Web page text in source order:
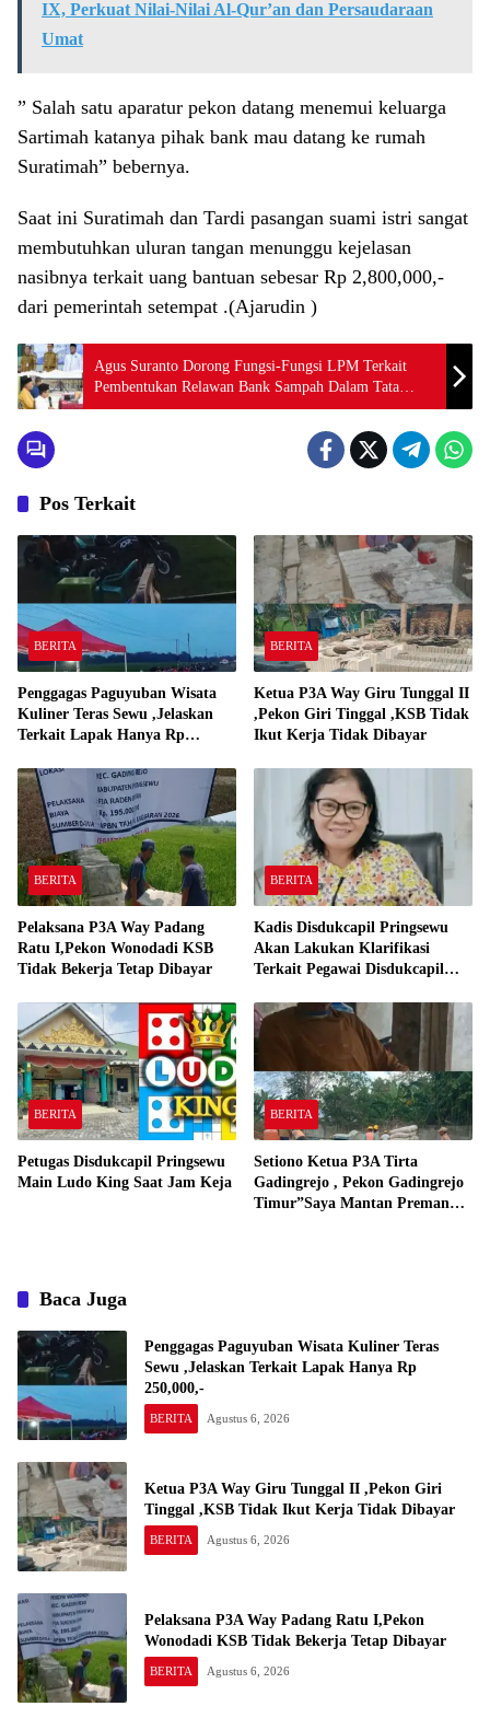
IX, Perkuat Nilai-Nilai Al-Qur’an dan Persaudaraan
Umat
” Salah satu aparatur pekon datang menemui keluarga
Sartimah katanya pihak bank mau datang ke rumah
Suratimah” bebernya.
Saat ini Suratimah dan Tardi pasangan suami istri sangat
membutuhkan uluran tangan menunggu kejelasan
nasibnya terkait uang bantuan sebesar Rp 2,800,000,-
dari pemerintah setempat .(Ajarudin )
Agus Suranto Dorong Fungsi-Fungsi LPM Terkait
Pembentukan Relawan Bank Sampah Dalam Tata
Kelola Sampah Secara Berkelanjutan
Pos Terkait
BERITA
Penggagas Paguyuban Wisata
Kuliner Teras Sewu ,Jelaskan
Terkait Lapak Hanya Rp
BERITA
Ketua P3A Way Giru Tunggal II
,Pekon Giri Tinggal ,KSB Tidak
Ikut Kerja Tidak Dibayar
BERITA
Pelaksana P3A Way Padang
Ratu I,Pekon Wonodadi KSB
Tidak Bekerja Tetap Dibayar
BERITA
Kadis Disdukcapil Pringsewu
Akan Lakukan Klarifikasi
Terkait Pegawai Disdukcapil
Kerja
BERITA
Petugas Disdukcapil Pringsewu
Main Ludo King Saat Jam Keja
BERITA
Setiono Ketua P3A Tirta
Gadingrejo , Pekon Gadingrejo
Timur”Saya Mantan Preman
Baca Juga
Penggagas Paguyuban Wisata Kuliner Teras
Sewu ,Jelaskan Terkait Lapak Hanya Rp
250,000,-
BERITA Agustus 6, 2026
Ketua P3A Way Giru Tunggal II ,Pekon Giri
Tinggal ,KSB Tidak Ikut Kerja Tidak Dibayar
BERITA Agustus 6, 2026
Pelaksana P3A Way Padang Ratu I,Pekon
Wonodadi KSB Tidak Bekerja Tetap Dibayar
BERITA Agustus 6, 2026